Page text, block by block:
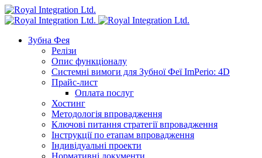
Зубна Фея
Релізи
Опис функціоналу
Системні вимоги для Зубної Феї ImPerio: 4D
Прайс-лист
Оплата послуг
Хостинг
Методологія впровадження
Ключові питання стратегії впровадження
Інструкції по етапам впровадження
Індивідуальні проекти
Нормативні документи